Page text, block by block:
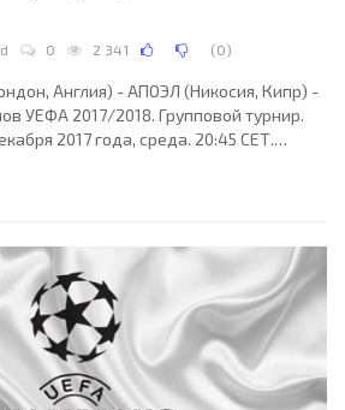
0 2 341 (0)
Англия) - АПОЭЛ (Никосия, Кипр) -
УЕФА 2017/2018. Групповой турнир.
2017 года, среда. 20:45 СЕТ.
90000). Главный арбитр:
Дополнительные ассистенты
Роберто Понис (оба -